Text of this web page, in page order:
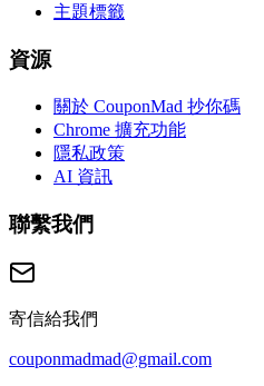
主題標籤
資源
關於 CouponMad 抄你碼
Chrome 擴充功能
隱私政策
AI 資訊
聯繫我們
寄信給我們
couponmadmad@gmail.com